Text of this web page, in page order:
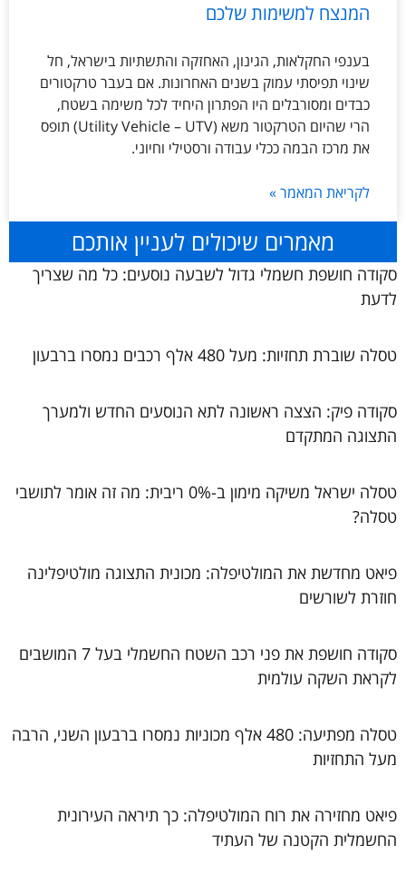
המנצח למשימות שלכם
בענפי החקלאות, הגינון, האחזקה והתשתיות בישראל, חל
שינוי תפיסתי עמוק בשנים האחרונות. אם בעבר טרקטורים
כבדים ומסורבלים היו הפתרון היחיד לכל משימה בשטח,
הרי שהיום הטרקטור משא (Utility Vehicle – UTV) תופס
את מרכז הבמה ככלי עבודה ורסטילי וחיוני.
לקריאת המאמר »
מאמרים שיכולים לעניין אותכם
סקודה חושפת חשמלי גדול לשבעה נוסעים: כל מה שצריך
לדעת
טסלה שוברת תחזיות: מעל 480 אלף רכבים נמסרו ברבעון
סקודה פיק: הצצה ראשונה לתא הנוסעים החדש ולמערך
התצוגה המתקדם
טסלה ישראל משיקה מימון ב-0% ריבית: מה זה אומר לתושבי
טסלה?
פיאט מחדשת את המולטיפלה: מכונית התצוגה מולטיפלינה
חוזרת לשורשים
סקודה חושפת את פני רכב השטח החשמלי בעל 7 המושבים
לקראת השקה עולמית
טסלה מפתיעה: 480 אלף מכוניות נמסרו ברבעון השני, הרבה
מעל התחזיות
פיאט מחזירה את רוח המולטיפלה: כך תיראה העירונית
החשמלית הקטנה של העתיד